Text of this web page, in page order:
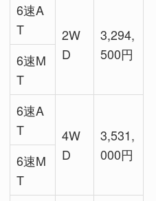
6速A
T
2W
D
3,294,
500円
6速M
T
6速A
T
4W
D
3,531,
000円
6速M
T